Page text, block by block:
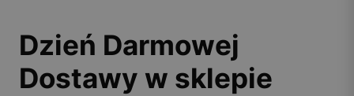
Dzień Darmowej
Dostawy w sklepie